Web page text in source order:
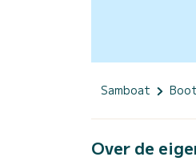
Samboat
Over de